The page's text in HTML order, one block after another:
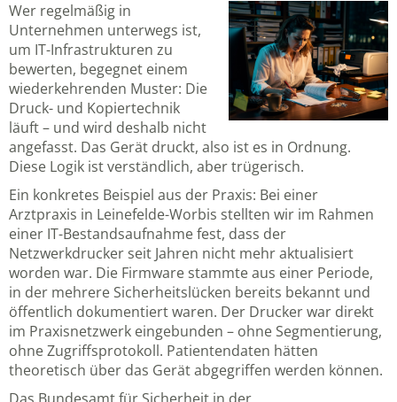
Wer regelmäßig in
Unternehmen unterwegs ist,
um IT-Infrastrukturen zu
bewerten, begegnet einem
wiederkehrenden Muster: Die
Druck- und Kopiertechnik
läuft – und wird deshalb nicht
angefasst. Das Gerät druckt, also ist es in Ordnung.
Diese Logik ist verständlich, aber trügerisch.
Ein konkretes Beispiel aus der Praxis: Bei einer
Arztpraxis in Leinefelde-Worbis stellten wir im Rahmen
einer IT-Bestandsaufnahme fest, dass der
Netzwerkdrucker seit Jahren nicht mehr aktualisiert
worden war. Die Firmware stammte aus einer Periode,
in der mehrere Sicherheitslücken bereits bekannt und
öffentlich dokumentiert waren. Der Drucker war direkt
im Praxisnetzwerk eingebunden – ohne Segmentierung,
ohne Zugriffsprotokoll. Patientendaten hätten
theoretisch über das Gerät abgegriffen werden können.